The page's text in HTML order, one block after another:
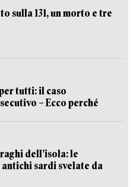
sulla 131, un morto e tre
tutti: il caso
– Ecco perché
dell’isola: le
sardi svelate da